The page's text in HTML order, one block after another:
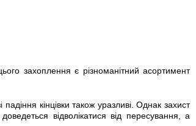
захоплення є різноманітний асортимент
кінцівки також уразливі. Однак захист
відволікатися від пересування, а